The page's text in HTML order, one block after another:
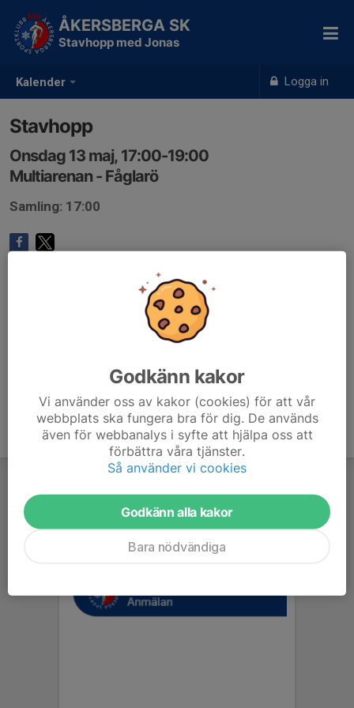
Kalender Logga in
ÅKERSBERGA SK
Stavhopp med Jonas
Stavhopp
Onsdag 13 maj, 17:00-19:00
Multiarenan - Fåglarö
Samling: 17:00
Godkänn kakor
Vi använder oss av kakor (cookies) för att vår
webbplats ska fungera bra för dig. De används
även för webbanalys i syfte att hjälpa oss att
förbättra våra tjänster.
Så använder vi cookies
Godkänn alla kakor
Bara nödvändiga